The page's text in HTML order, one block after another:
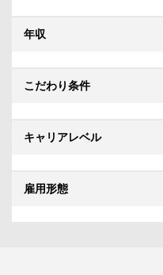
年収
こだわり条件
キャリアレベル
雇用形態